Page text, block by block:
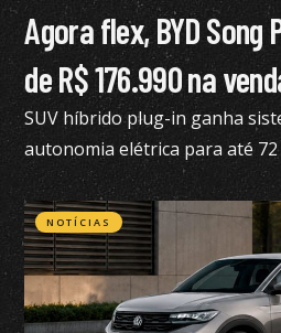
Agora flex, BYD
de R$ 176.990 na
SUV híbrido plug-in ganha
autonomia elétrica para até
renovado
NOTÍCIAS